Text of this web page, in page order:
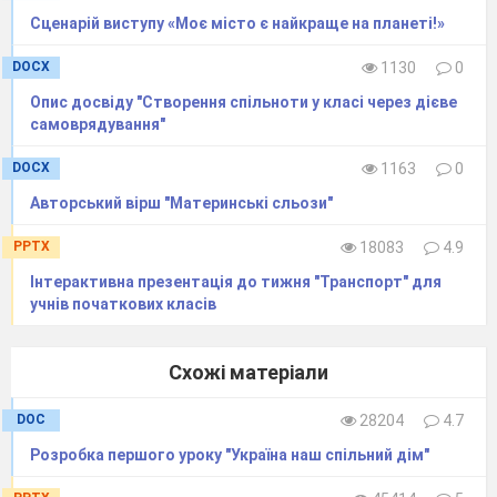
Джамали (переможниця конкурсу
«Євробачення-2016), Ірини Галай
(альпіністка, перша українка, якій підкорився
Еверест, травень 2016 рік)
, Ганни
Різатдінової (
медалей під час змагань різного рівня у 2016
року), команди кікбоксерів (29 медалей на
чемпіонаті світу
2016 року, із них – 9
золотих) тощо).
Учитель.В Україні прекрасні куточки
(Демонструються фото унікальних
природою).
Учні:Нам є чим пишатися. Тому що:
- Україна – найбільша країна, яка знаходиться
Сценарій виступу «Моє місто є найкраще на планеті!»
DOCX 1130
0
Опис досвіду "Створення спільноти у класі через дієве
самоврядування"
DOCX 1163
0
Авторський вірш "Материнські сльози"
PPTX 18083
4.9
Інтерактивна презентація до тижня "Транспорт" для
учнів початкових класів
Схожі матеріали
DOC 28204
4.7
Розробка першого уроку "Україна наш спільний дім"